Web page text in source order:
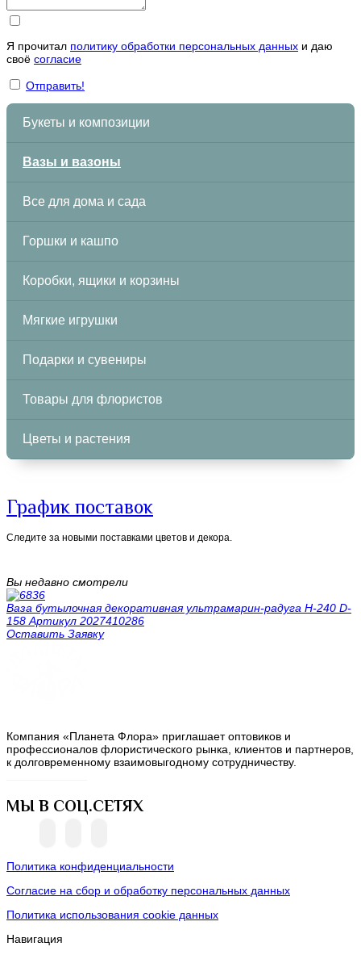
Я прочитал политику обработки персональных данных и даю
своё согласие
Отправить!
Букеты и композиции
Вазы и вазоны
Все для дома и сада
Горшки и кашпо
Коробки, ящики и корзины
Мягкие игрушки
Подарки и сувениры
Товары для флористов
Цветы и растения
График поставок
Следите за новыми поставками цветов и декора.
Вы недавно смотрели
Ваза бутылочная декоративная ультрамарин-радуга H-240 D-
158 Артикул 2027410286
Оставить Заявку
Компания «Планета Флора» приглашает оптовиков и
профессионалов флористического рынка, клиентов и партнеров,
к долговременному взаимовыгодному сотрудничеству.
МЫ В СОЦ.СЕТЯХ
Политика конфиденциальности
Согласие на сбор и обработку персональных данных
Политика использования cookie данных
Навигация